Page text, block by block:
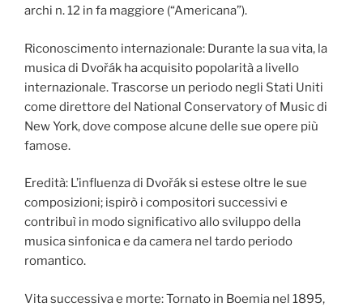
archi n. 12 in fa maggiore (“Americana”).
Riconoscimento internazionale: Durante la sua vita, la
musica di Dvořák ha acquisito popolarità a livello
internazionale. Trascorse un periodo negli Stati Uniti
come direttore del National Conservatory of Music di
New York, dove compose alcune delle sue opere più
famose.
Eredità: L’influenza di Dvořák si estese oltre le sue
composizioni; ispirò i compositori successivi e
contribuì in modo significativo allo sviluppo della
musica sinfonica e da camera nel tardo periodo
romantico.
Vita successiva e morte: Tornato in Boemia nel 1895,